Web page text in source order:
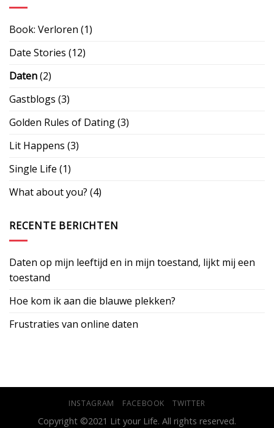
Book: Verloren (1)
Date Stories (12)
Daten(2)
Gastblogs (3)
Golden Rules of Dating(3)
Lit Happens (3)
Single Life (1)
What about you? (4)
RECENTE BERICHTEN
Daten op mijn leeftijd en in mijn toestand, lijkt mij een
toestand
Hoe kom ik aan die blauwe plekken?
Frustraties van online daten
INSTAGRAM FACEBOOK TWITTER
Copyright ©2021 Lit your Life. All rights reserved.